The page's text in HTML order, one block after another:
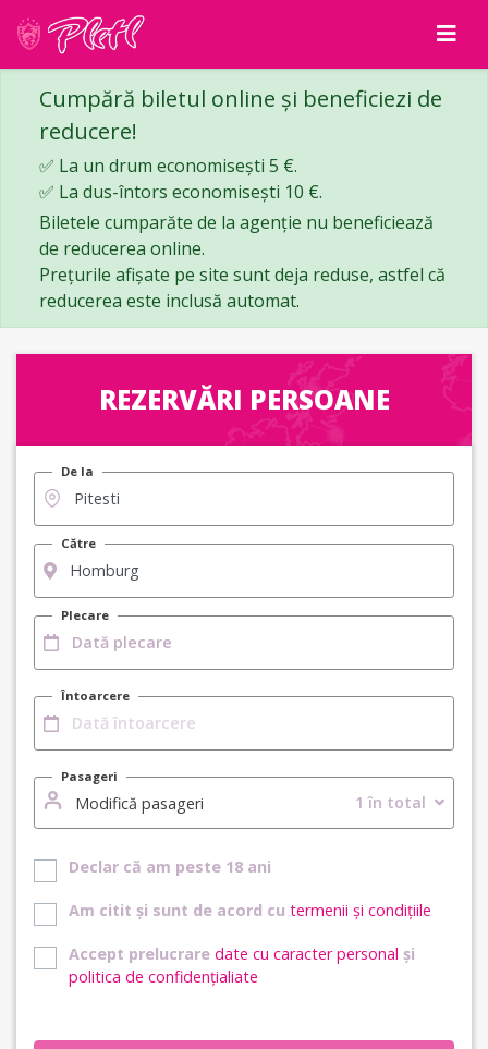
Cumpără biletul online și beneficiezi de
reducere!
✅ La un drum economisești 5 €.
✅ La dus-întors economisești 10 €.
Biletele cumparăte de la agenție nu beneficiează
de reducerea online.
Prețurile afișate pe site sunt deja reduse, astfel că
reducerea este inclusă automat.
REZERVĂRI PERSOANE
De la
Către
Plecare
Întoarcere
Pasageri
Modifică pasageri 1 în total
Declar că am peste 18 ani
Am citit și sunt de acord cu termenii și condițiile
Accept prelucrare date cu caracter personal și
politica de confidențialiate